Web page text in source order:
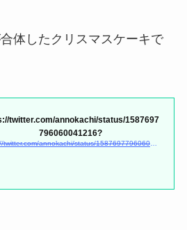
体したクリスマスケーキで
twitter.com/annokachi/status/1587697
796060041216?
https://twitter.com/annokachi/status/1587697796060041216?